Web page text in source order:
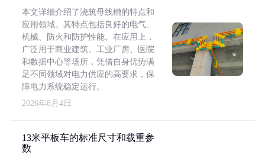
本文详细介绍了浇筑母线槽的特点和
应用领域。其特点包括良好的电气、
机械、防火和防护性能。在应用上，
广泛用于商业建筑、工业厂房、医院
和数据中心等场所，凭借自身优势满
足不同领域对电力供应的高要求，保
障电力系统稳定运行。
2026年8月4日
13米平板车的标准尺寸和载重参
数